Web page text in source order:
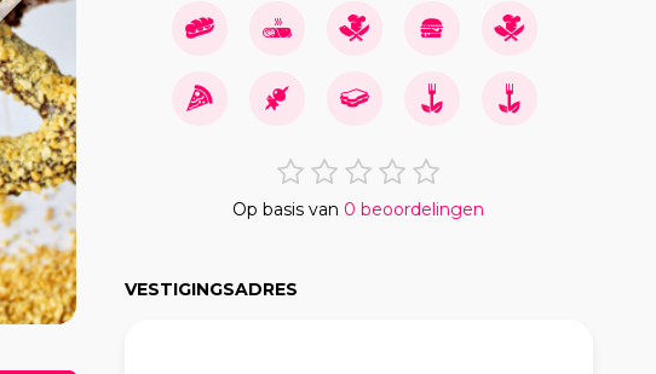
Op basis van 0 beoordelingen
VESTIGINGSADRES